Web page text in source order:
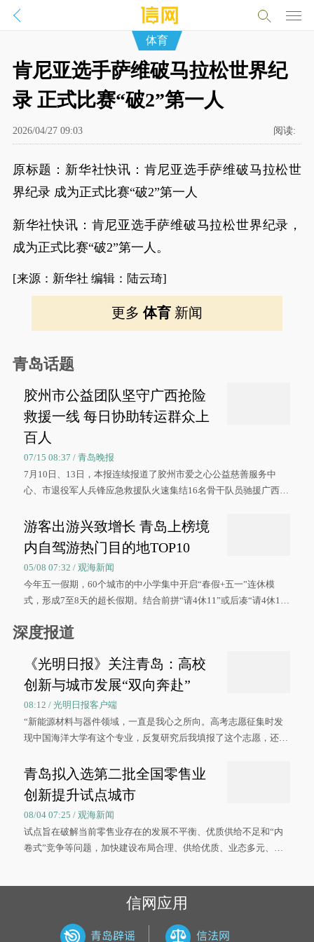
体育
肯尼亚选手萨维破马拉松世界纪
录 正式比赛“破2”第一人
2026/04/27 09:03 阅读:
原标题：新华社快讯：肯尼亚选手萨维破马拉松世
界纪录 成为正式比赛“破2”第一人
新华社快讯：肯尼亚选手萨维破马拉松世界纪录，
成为正式比赛“破2”第一人。
[来源：新华社 编辑：陆云琦]
更多 体育 新闻
青岛话题
胶州市公益团队坚守广西抢险
救援一线 每日协助转运群众上
百人
07/15 08:37 / 青岛晚报
7月10日、13日，本报连续报道了胶州市爱之心公益慈善服务中
心、市退役军人兵锋应急救援队火速集结16名骨干队员驰援广西灾
游客出游兴致增长 青岛上榜境
内自驾游热门目的地TOP10
05/08 07:32 / 观海新闻
今年五一假期，60个城市的中小学集中开启“春假+五一”连休模
式，形成7至8天的超长假期。结合前拼“请4休11”或后凑“请4休1
深度报道
《光明日报》关注青岛：高校
创新与城市发展“双向奔赴”
08:12 / 光明日报客户端
“新能源材料与器件领域，一直是我心之所向。高考志愿征集时发
现中国海洋大学有这个专业，反复研究后我填报了这个志愿，还真
大学材料科学与工程学院材料类专业的录取通知书。
青岛拟入选第二批全国零售业
创新提升试点城市
08/04 07:25 / 观海新闻
试点旨在破解当前零售业存在的发展不平衡、优质供给不足和“内
卷式”竞争等问题，加快建设布局合理、供给优质、业态多元、智
信网应用